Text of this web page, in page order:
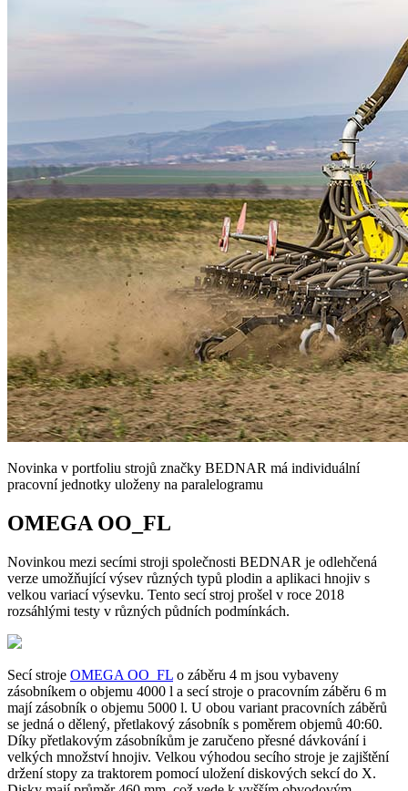
Novinka v portfoliu strojů značky BEDNAR má individuální
pracovní jednotky uloženy na paralelogramu
OMEGA OO_FL
Novinkou mezi secími stroji společnosti BEDNAR je odlehčená
verze umožňující výsev různých typů plodin a aplikaci hnojiv s
velkou variací výsevku. Tento secí stroj prošel v roce 2018
rozsáhlými testy v různých půdních podmínkách.
Secí stroje OMEGA OO_FL o záběru 4 m jsou vybaveny
zásobníkem o objemu 4000 l a secí stroje o pracovním záběru 6 m
mají zásobník o objemu 5000 l. U obou variant pracovních záběrů
se jedná o dělený, přetlakový zásobník s poměrem objemů 40:60.
Díky přetlakovým zásobníkům je zaručeno přesné dávkování i
velkých množství hnojiv. Velkou výhodou secího stroje je zajištění
držení stopy za traktorem pomocí uložení diskových sekcí do X.